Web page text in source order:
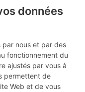
données
par nous et par des
fonctionnement du
ajustés par vous à
permettent de
Web et de vous